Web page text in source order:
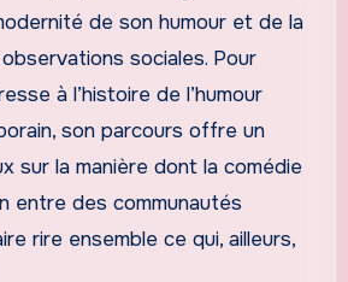
de son humour et de la
sociales. Pour
à l’histoire de l’humour
son parcours offre un
sur la manière dont la comédie
entre des communautés
rire ensemble ce qui, ailleurs,